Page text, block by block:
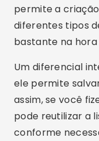
permite a
diferentes tipos
bastante na hora
Um diferencial
ele permite
assim, se você
pode reutilizar a
conforme